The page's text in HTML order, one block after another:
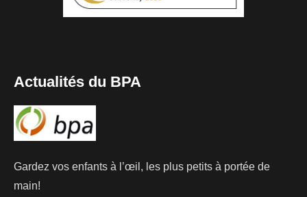
Actualités du BPA
Gardez vos enfants à l’œil, les plus petits à portée de
main!